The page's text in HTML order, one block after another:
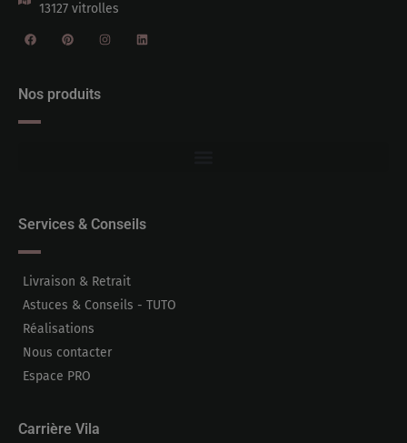
13127 vitrolles
Nos produits
Services & Conseils
Livraison & Retrait
Astuces & Conseils - TUTO
Réalisations
Nous contacter
Espace PRO
Carrière Vila